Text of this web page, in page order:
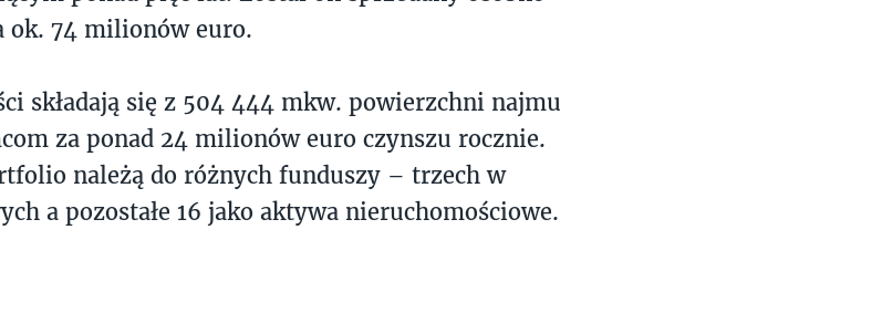
74 milionów euro.
składają się z 504 444 mkw. powierzchni najmu
za ponad 24 milionów euro czynszu rocznie.
należą do różnych funduszy – trzech w
a pozostałe 16 jako aktywa nieruchomościowe.